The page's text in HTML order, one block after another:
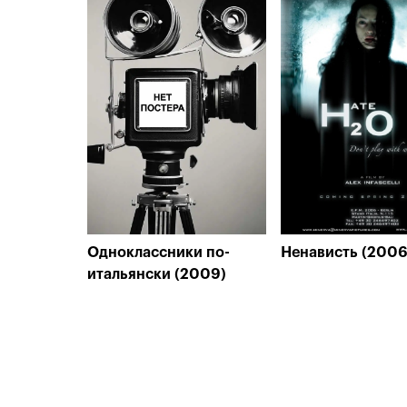
Одноклассники по-
итальянски (2009)
Ненависть